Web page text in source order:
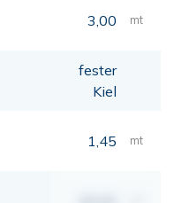
3,00 mt
fester
Kiel
1,45 mt